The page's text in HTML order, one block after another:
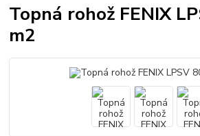
Topná rohož FENIX
m2